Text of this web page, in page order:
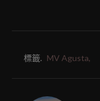
標籤. MV Agusta,